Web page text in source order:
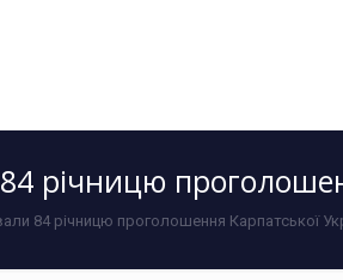
річницю
84 річницю проголошення Карпатської